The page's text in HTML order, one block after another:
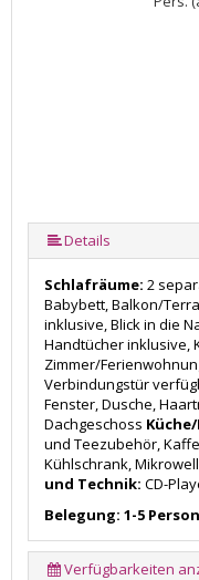
Details
Schlafräume: 2
Babybett, Balkon/
inklusive, Blick in die
Handtücher inklusive,
Zimmer/
Verbindungstür
Fenster, Dusche,
Dachgeschoss
und Teezubehör,
Kühlschrank,
und Technik: CD-
Belegung: 1-5
Verfügbarkeiten